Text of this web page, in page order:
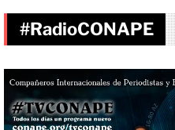
#RadioCONAPE